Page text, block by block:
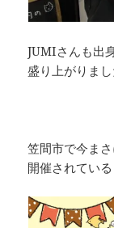
JUMIさんも出
盛り上がりまし
笠間市で今ま
開催されている